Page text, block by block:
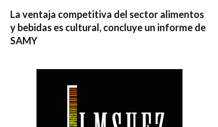
La ventaja competitiva del sector alimentos
y bebidas es cultural, concluye un informe de
SAMY